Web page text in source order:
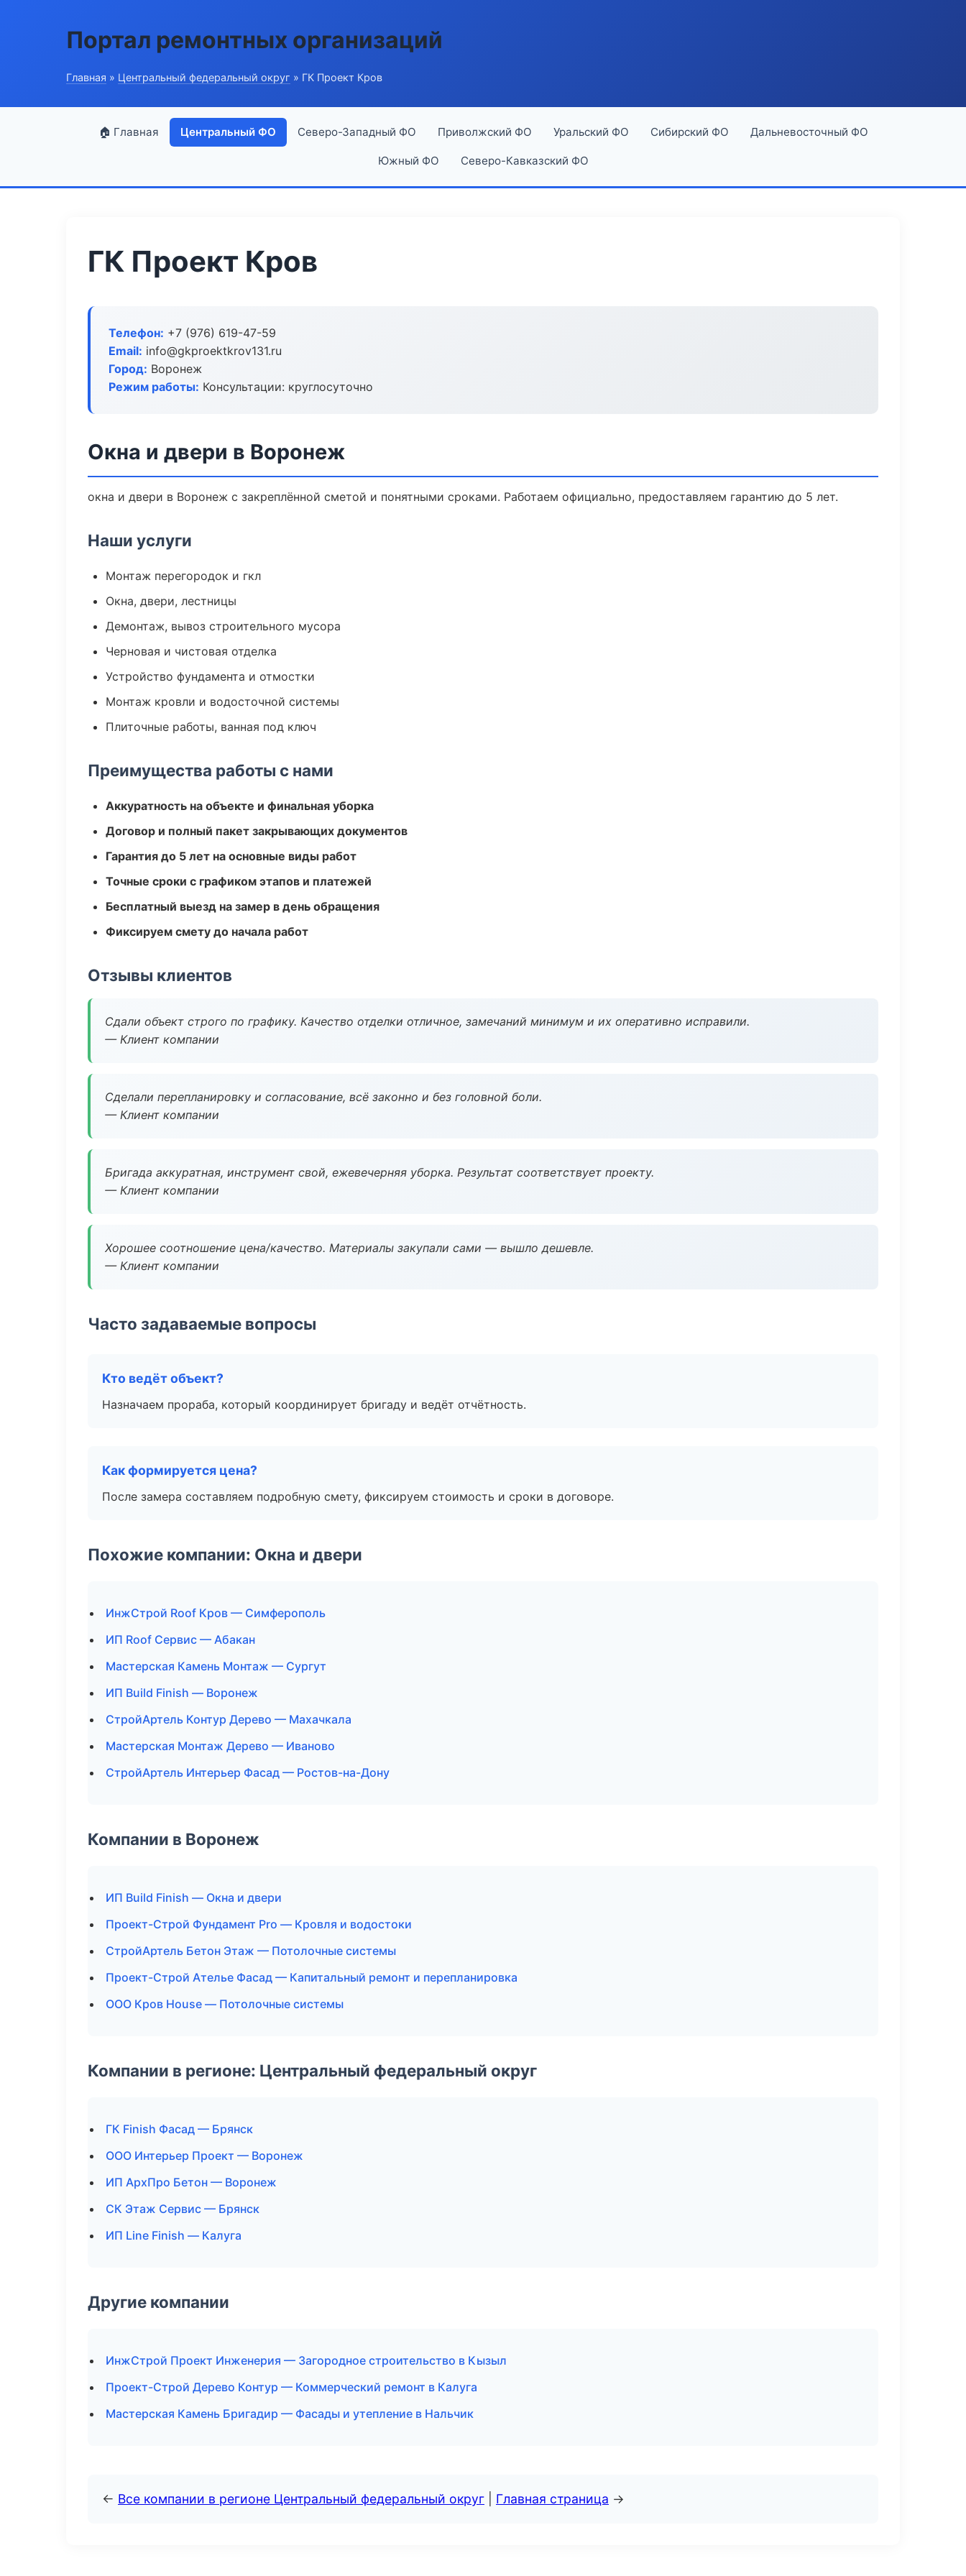
Портал ремонтных организаций
Главная » Центральный федеральный округ » ГК Проект Кров
🏠 Главная Центральный ФО Северо-Западный ФО Приволжский ФО Уральский ФО Сибирский ФО Дальневосточный ФО
Южный ФО Северо-Кавказский ФО
ГК Проект Кров
Телефон: +7 (976) 619-47-59
Email: info@gkproektkrov131.ru
Город: Воронеж
Режим работы: Консультации: круглосуточно
Окна и двери в Воронеж
окна и двери в Воронеж с закреплённой сметой и понятными сроками. Работаем официально, предоставляем гарантию до 5 лет.
Наши услуги
Монтаж перегородок и гкл
Окна, двери, лестницы
Демонтаж, вывоз строительного мусора
Черновая и чистовая отделка
Устройство фундамента и отмостки
Монтаж кровли и водосточной системы
Плиточные работы, ванная под ключ
Преимущества работы с нами
Аккуратность на объекте и финальная уборка
Договор и полный пакет закрывающих документов
Гарантия до 5 лет на основные виды работ
Точные сроки с графиком этапов и платежей
Бесплатный выезд на замер в день обращения
Фиксируем смету до начала работ
Отзывы клиентов
Сдали объект строго по графику. Качество отделки отличное, замечаний минимум и их оперативно исправили.
— Клиент компании
Сделали перепланировку и согласование, всё законно и без головной боли.
— Клиент компании
Бригада аккуратная, инструмент свой, ежевечерняя уборка. Результат соответствует проекту.
— Клиент компании
Хорошее соотношение цена/качество. Материалы закупали сами — вышло дешевле.
— Клиент компании
Часто задаваемые вопросы
Кто ведёт объект?
Назначаем прораба, который координирует бригаду и ведёт отчётность.
Как формируется цена?
После замера составляем подробную смету, фиксируем стоимость и сроки в договоре.
Похожие компании: Окна и двери
ИнжСтрой Roof Кров — Симферополь
ИП Roof Сервис — Абакан
Мастерская Камень Монтаж — Сургут
ИП Build Finish — Воронеж
СтройАртель Контур Дерево — Махачкала
Мастерская Монтаж Дерево — Иваново
СтройАртель Интерьер Фасад — Ростов-на-Дону
Компании в Воронеж
ИП Build Finish — Окна и двери
Проект-Строй Фундамент Pro — Кровля и водостоки
СтройАртель Бетон Этаж — Потолочные системы
Проект-Строй Ателье Фасад — Капитальный ремонт и перепланировка
ООО Кров House — Потолочные системы
Компании в регионе: Центральный федеральный округ
ГК Finish Фасад — Брянск
ООО Интерьер Проект — Воронеж
ИП АрхПро Бетон — Воронеж
СК Этаж Сервис — Брянск
ИП Line Finish — Калуга
Другие компании
ИнжСтрой Проект Инженерия — Загородное строительство в Кызыл
Проект-Строй Дерево Контур — Коммерческий ремонт в Калуга
Мастерская Камень Бригадир — Фасады и утепление в Нальчик
← Все компании в регионе Центральный федеральный округ Главная страница →